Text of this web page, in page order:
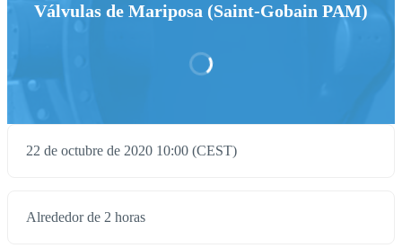
Válvulas de Mariposa (Saint-Gobain PAM)
22 de octubre de 2020 10:00 (CEST)
Alrededor de 2 horas